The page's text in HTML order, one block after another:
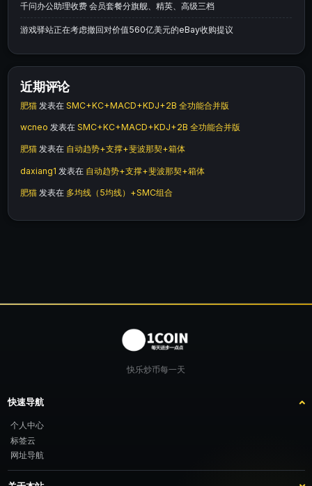
千问办公助理收费 会员套餐分旗舰、精英、高级三档
游戏驿站正在考虑撤回对价值560亿美元的eBay收购提议
近期评论
肥猫 发表在 SMC+KC+MACD+KDJ+2B 全功能合并版
wcneo 发表在 SMC+KC+MACD+KDJ+2B 全功能合并版
肥猫 发表在 自动趋势+支撑+斐波那契+箱体
daxiang1 发表在 自动趋势+支撑+斐波那契+箱体
肥猫 发表在 多均线（5均线）+SMC组合
快乐炒币每一天
快速导航
个人中心
标签云
网址导航